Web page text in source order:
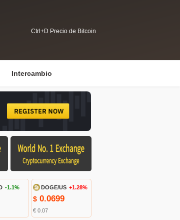
Ctrl+D Precio de Bitcoin
Intercambio
-1.1% DOGE/US +1.28%
$ 0.0699
€ 0.07